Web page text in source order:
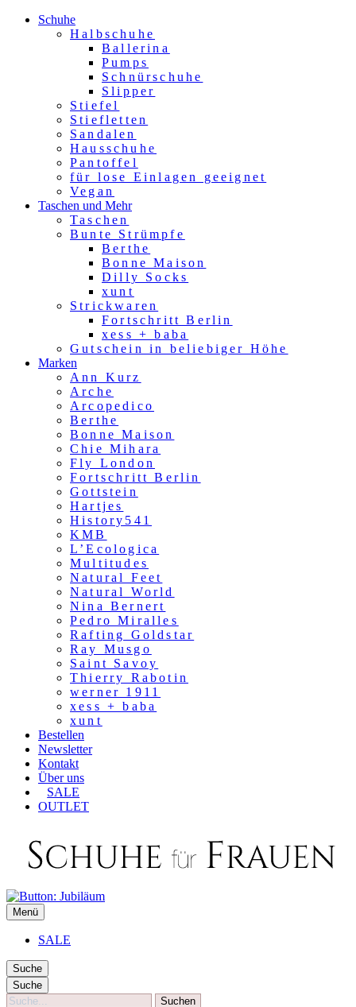
Schuhe
Halbschuhe
Ballerina
Pumps
Schnürschuhe
Slipper
Stiefel
Stiefletten
Sandalen
Hausschuhe
Pantoffel
für lose Einlagen geeignet
Vegan
Taschen und Mehr
Taschen
Bunte Strümpfe
Berthe
Bonne Maison
Dilly Socks
xunt
Strickwaren
Fortschritt Berlin
xess + baba
Gutschein in beliebiger Höhe
Marken
Ann Kurz
Arche
Arcopedico
Berthe
Bonne Maison
Chie Mihara
Fly London
Fortschritt Berlin
Gottstein
Hartjes
History541
KMB
L’Ecologica
Multitudes
Natural Feet
Natural World
Nina Bernert
Pedro Miralles
Rafting Goldstar
Ray Musgo
Saint Savoy
Thierry Rabotin
werner 1911
xess + baba
xunt
Bestellen
Newsletter
Kontakt
Über uns
SALE
OUTLET
SCHUHE FÜR FRAUEN
Die besten Schuhe für Frauen
Menü
SALE
Suche
Suche
Suche